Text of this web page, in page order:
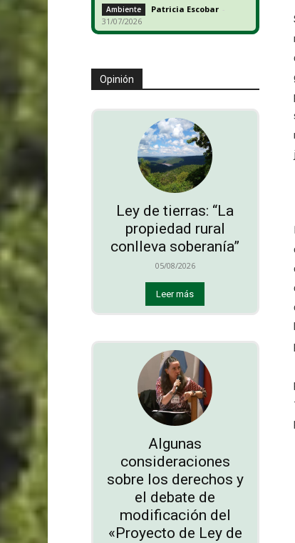
Ambiente Patricia Escobar -
31/07/2026
Opinión
Ley de tierras: “La
propiedad rural
conlleva soberanía”
05/08/2026
Leer más
Algunas
consideraciones
sobre los derechos y
el debate de
modificación del
«Proyecto de Ley de